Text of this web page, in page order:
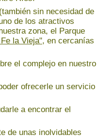
sin necesidad de
de los atractivos
zona, el Parque
la Vieja", en cercanías
el complejo en nuestro
ofrecerle un servicio
a encontrar el
de unas inolvidables